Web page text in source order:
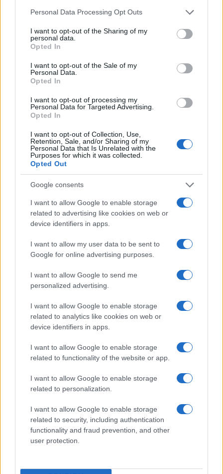
Please note that this website/app uses one or more Google
not limited to your visit or usage behaviour. You may click to
grant or deny consent to Google and its third-party tags to
use your data for below specified purposes in below Google
consent section.
Personal Data Processing Opt Outs
I want to opt-out of the Sharing of my
personal data.
Opted In
I want to opt-out of the Sale of my
Personal Data.
Opted In
I want to opt-out of processing my
Personal Data for Targeted Advertising.
Opted In
I want to opt-out of Collection, Use,
Retention, Sale, and/or Sharing of my
Personal Data that Is Unrelated with the
Purposes for which it was collected.
Opted Out
Google consents
I want to allow Google to enable storage
related to advertising like cookies on web or
device identifiers in apps.
I want to allow my user data to be sent to
Google for online advertising purposes.
I want to allow Google to send me
personalized advertising.
I want to allow Google to enable storage
related to analytics like cookies on web or
device identifiers in apps.
I want to allow Google to enable storage
related to functionality of the website or app.
I want to allow Google to enable storage
related to personalization.
I want to allow Google to enable storage
related to security, including authentication
functionality and fraud prevention, and other
user protection.
Pausa caffè impeccabile: come scegliere la
soluzione ideale per la casa e l’ufficio
Monte Pino, la fine di un lungo dolore: storia e
rinascita della strada che segnò la Gallura
la rete elettrica
Monte Pino, via i cancelli del cantiere: la Gallura
ritrova la strada
Nuovi stalli residenti a Palau, il Comune
completa l’iter
Film internazionale, casting per comparse in
Costa Smeralda
Porto Rotondo ospita la grande sfida della vela
nell’estate 2026
Mario Malu